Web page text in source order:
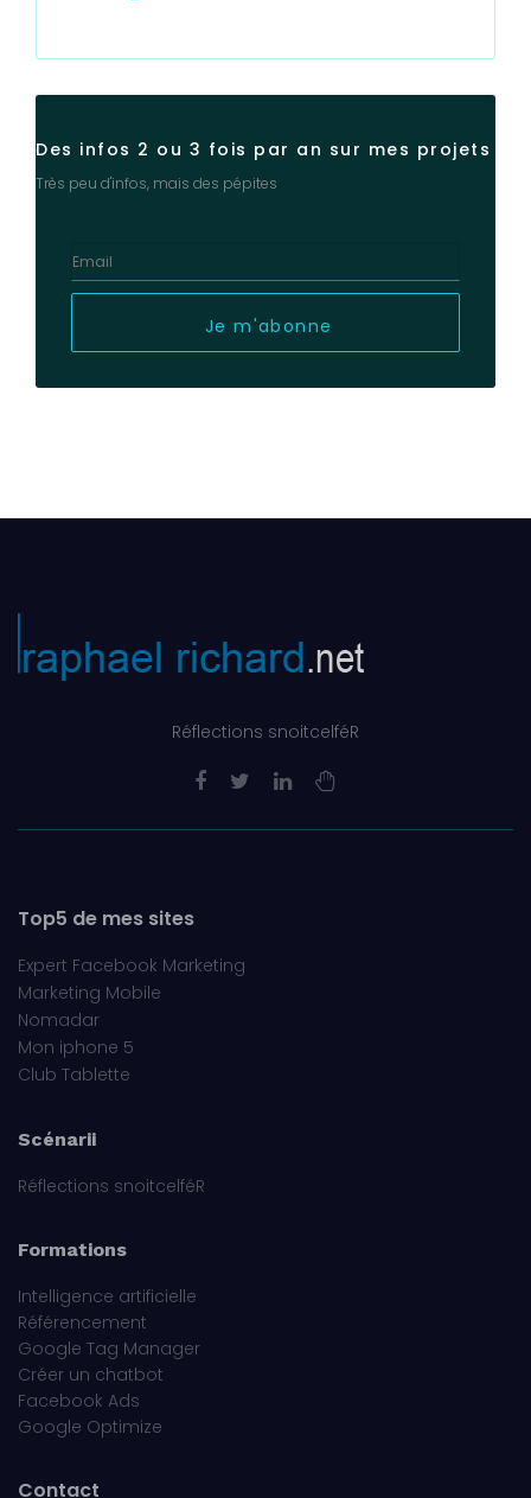
Des infos 2 ou 3 fois par an sur mes projets
Très peu d'infos, mais des pépites
Je m'abonne
Réflections snoitcelféR
Top5 de mes sites
Expert Facebook Marketing
Marketing Mobile
Nomadar
Mon iphone 5
Club Tablette
Scénarii
Réflections snoitcelféR
Formations
Intelligence artificielle
Référencement
Google Tag Manager
Créer un chatbot
Facebook Ads
Google Optimize
Contact